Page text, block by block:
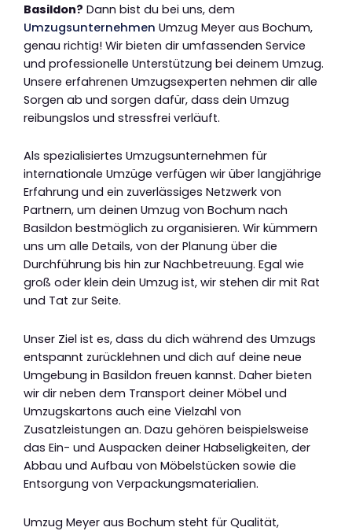
Basildon? Dann bist du bei uns, dem
Umzugsunternehmen Umzug Meyer aus Bochum,
genau richtig! Wir bieten dir umfassenden Service
und professionelle Unterstützung bei deinem Umzug.
Unsere erfahrenen Umzugsexperten nehmen dir alle
Sorgen ab und sorgen dafür, dass dein Umzug
reibungslos und stressfrei verläuft.
Als spezialisiertes Umzugsunternehmen für
internationale Umzüge verfügen wir über langjährige
Erfahrung und ein zuverlässiges Netzwerk von
Partnern, um deinen Umzug von Bochum nach
Basildon bestmöglich zu organisieren. Wir kümmern
uns um alle Details, von der Planung über die
Durchführung bis hin zur Nachbetreuung. Egal wie
groß oder klein dein Umzug ist, wir stehen dir mit Rat
und Tat zur Seite.
Unser Ziel ist es, dass du dich während des Umzugs
entspannt zurücklehnen und dich auf deine neue
Umgebung in Basildon freuen kannst. Daher bieten
wir dir neben dem Transport deiner Möbel und
Umzugskartons auch eine Vielzahl von
Zusatzleistungen an. Dazu gehören beispielsweise
das Ein- und Auspacken deiner Habseligkeiten, der
Abbau und Aufbau von Möbelstücken sowie die
Entsorgung von Verpackungsmaterialien.
Umzug Meyer aus Bochum steht für Qualität,